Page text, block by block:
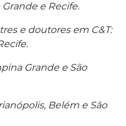
e Recife.
e doutores em C&T:
Grande e São
Belém e São